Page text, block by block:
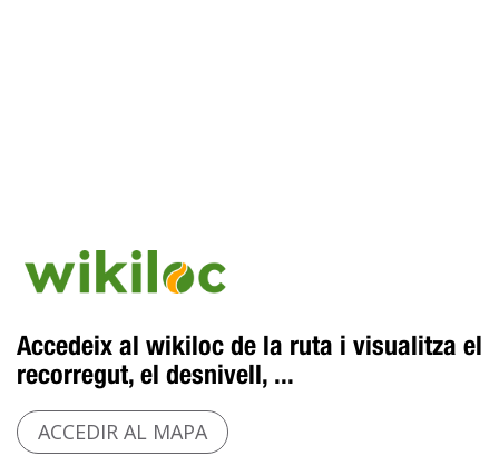
Accedeix al wikiloc de la ruta i visualitza el
recorregut, el desnivell, ...
ACCEDIR AL MAPA